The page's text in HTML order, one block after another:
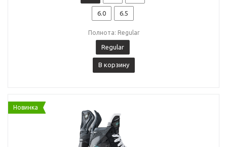
6.0 6.5
Полнота: Regular
Regular
В корзину
Новинка